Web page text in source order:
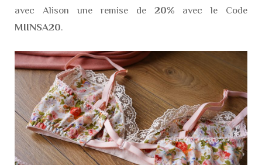
avec Alison une remise de 20% avec le Code
MIINSA20.